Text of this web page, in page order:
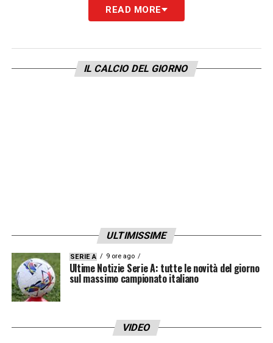
e ora, secondo il Corriere della
impegni degli Azzurri.
READ MORE
IL CALCIO DEL GIORNO
ULTIMISSIME
SERIE A 9 ore ago
Ultime Notizie Serie A: tutte le novità del giorno
sul massimo campionato italiano
VIDEO